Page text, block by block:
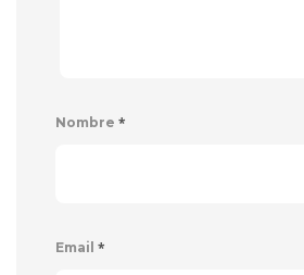
Nombre *
Email *